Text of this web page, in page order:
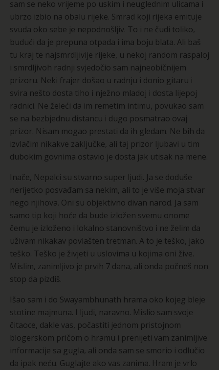
sam se neko vrijeme po uskim i neuglednim ulicama i
ubrzo izbio na obalu rijeke. Smrad koji rijeka emituje
svuda oko sebe je nepodnošljiv. To i ne čudi toliko,
budući da je prepuna otpada i ima boju blata. Ali baš
tu kraj te najsmrdljivije rijeke, u nekoj random raspaloj
i smrdljivoh radnji svjedočio sam najneobičnijem
prizoru. Neki frajer došao u radnju i donio gitaru i
svira nešto dosta tiho i nježno mladoj i dosta lijepoj
radnici. Ne želeći da im remetim intimu, povukao sam
se na bezbjednu distancu i dugo posmatrao ovaj
prizor. Nisam mogao prestati da ih gledam. Ne bih da
izvlačim nikakve zaključke, ali taj prizor ljubavi u tim
dubokim govnima ostavio je dosta jak utisak na mene.
Inače, Nepalci su stvarno super ljudi. Ja se doduše
nerijetko posvađam sa nekim, ali to je više moja stvar
nego njihova. Oni su objektivno divan narod. Ja sam
samo tip koji hoće da bude izložen svemu onome
čemu je izloženo i lokalno stanovništvo i ne želim da
uživam nikakav povlašten tretman. A to je teško, jako
teško. Teško je živjeti u uslovima u kojima oni žive.
Mislim, zanimljivo je prvih 7 dana, ali onda počneš non
stop da pizdiš.
Išao sam i do Swayambhunath hrama oko kojeg bleje
stotine majmuna. I ljudi, naravno. Mislio sam svoje
čitaoce, dakle vas, počastiti jednom pristojnom
blogerskom pričom o hramu i prenijeti vam zanimljive
informacije sa gugla, ali onda sam se smorio i odlučio
da ipak neću. Guglajte ako vas zanima. Hram je vrlo